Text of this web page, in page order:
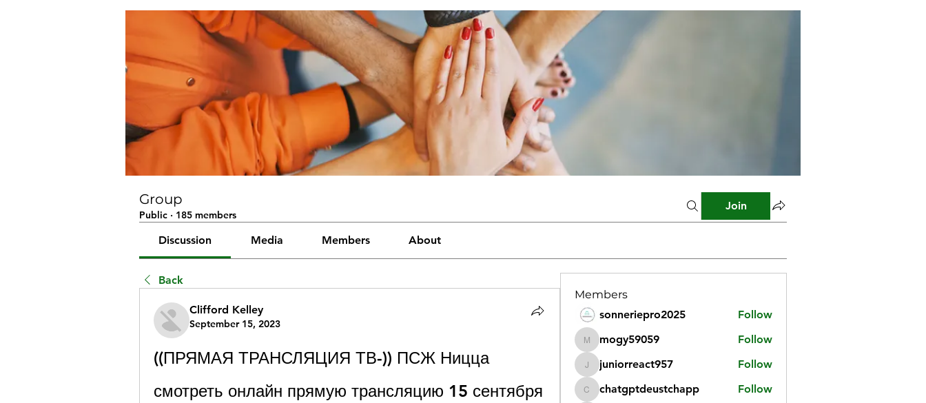
Group
Public · 185 members
Join
Discussion Media Members About
Back
Clifford Kelley
September 15, 2023
((ПРЯМАЯ ТРАНСЛЯЦИЯ ТВ-)) ПСЖ Ницца
смотреть онлайн прямую трансляцию 15 сентября
Members
sonneriepro2025
Follow
mogy59059
mogy59059 Follow
juniorreact957
juniorreact957 Follow
chatgptdeustchapp
chatgptdeustchapp Follow